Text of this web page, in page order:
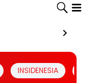
INSIDENESIA